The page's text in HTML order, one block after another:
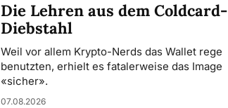
Die Lehren aus dem Coldcard-
Diebstahl
Weil vor allem Krypto-Nerds das Wallet rege
benutzten, erhielt es fatalerweise das Image
«sicher».
07.08.2026